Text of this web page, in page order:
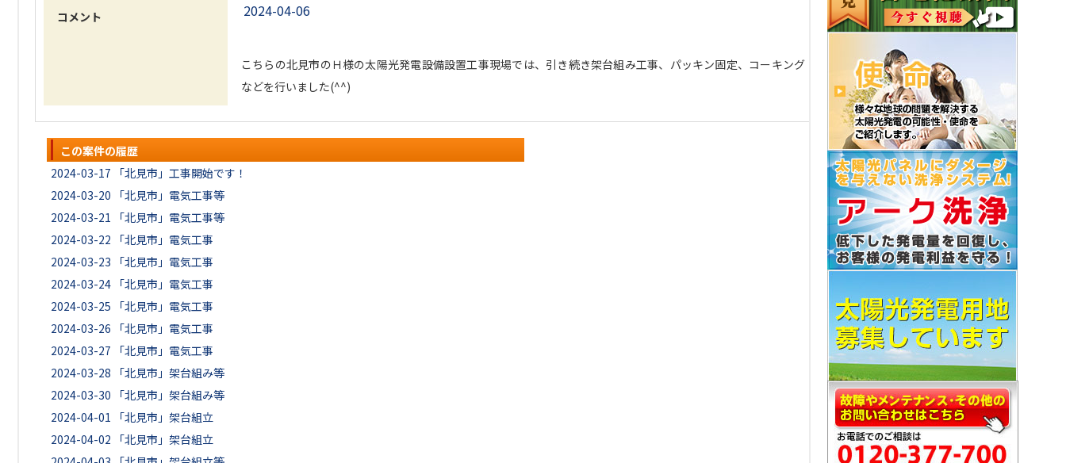
コメント 2024-04-06
こちらの北見市のＨ様の太陽光発電設備設置工事現場では、引き続き架台組み工事、パッキン固定、コーキング
などを行いました(^^)
この案件の履歴
2024-03-17
「北見市」工事開始です！
2024-03-20
「北見市」電気工事等
2024-03-21
「北見市」電気工事等
2024-03-22
「北見市」電気工事
2024-03-23
「北見市」電気工事
2024-03-24 「北見市」電気工事
2024-03-25
「北見市」電気工事
2024-03-26
「北見市」電気工事
2024-03-27
「北見市」電気工事
2024-03-28
「北見市」架台組み等
2024-03-30
「北見市」架台組み等
2024-04-01
「北見市」架台組立
2024-04-02
「北見市」架台組立